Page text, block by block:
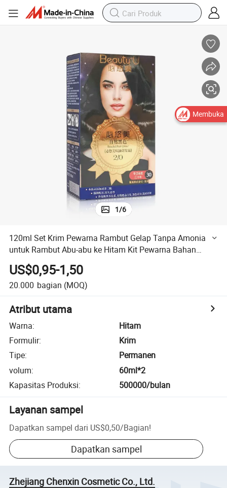
1/6
120ml Set Krim Pewarna Rambut Gelap Tanpa Amonia
untuk Rambut Abu-abu ke Hitam Kit Pewarna Bahan
Alami Permanen
US$0,95-1,50
20.000 bagian (MOQ)
Atribut utama
Warna:
Hitam
Formulir:
Krim
Tipe:
Permanen
volum:
60ml*2
Kapasitas Produksi: 500000/bulan
Layanan sampel
Dapatkan sampel dari US$0,50/Bagian!
Dapatkan sampel
Zhejiang Chenxin Cosmetic Co., Ltd.
Membuka